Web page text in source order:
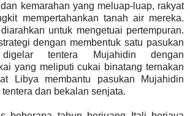
kemarahan yang meluap-luap, rakyat
mempertahankan tanah air mereka.
untuk mengetuai pertempuran.
dengan membentuk satu pasukan
tentera Mujahidin dengan
yang meliputi cukai binatang ternakan
Libya membantu pasukan Mujahidin
dan bekalan senjata.